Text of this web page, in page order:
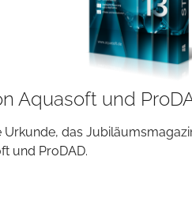
Aquasoft und
Urkunde, das
und ProDAD.